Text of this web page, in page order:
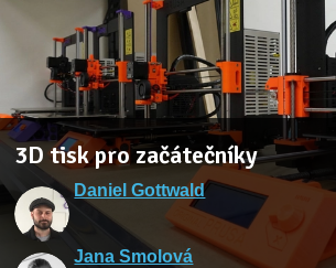
3D tisk pro začátečníky
Daniel Gottwald
Jana Smolová